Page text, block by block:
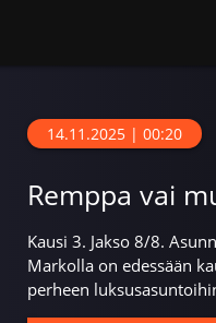
14.11.2025 | 00:20
Remppa vai
Kausi 3. Jakso 8/8.
Markolla on edessään
perheen